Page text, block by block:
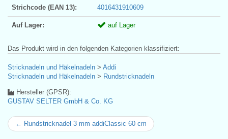
Strichcode (EAN 13): 4016431910609
Auf Lager: auf Lager
Das Produkt wird in den folgenden Kategorien klassifiziert:
Stricknadeln und Häkelnadeln > Addi
Stricknadeln und Häkelnadeln > Rundstricknadeln
Hersteller (GPSR):
GUSTAV SELTER GmbH & Co. KG
← Rundstricknadel 3 mm addiClassic 60 cm